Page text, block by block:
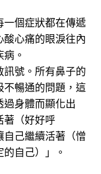
一個症狀都在傳遞
心痛的眼淚往內
。
號。所有鼻子的
暢通的問題，這
身體而顯化出
著（好好呼
己繼續活著（憎
自己）」。